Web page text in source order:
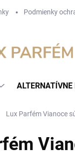
Podmienky
ALTERNATÍVNE
Lux Parfém Vianoce